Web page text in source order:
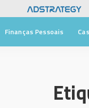
Finanças Pessoais